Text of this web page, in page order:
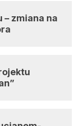
– zmiana na